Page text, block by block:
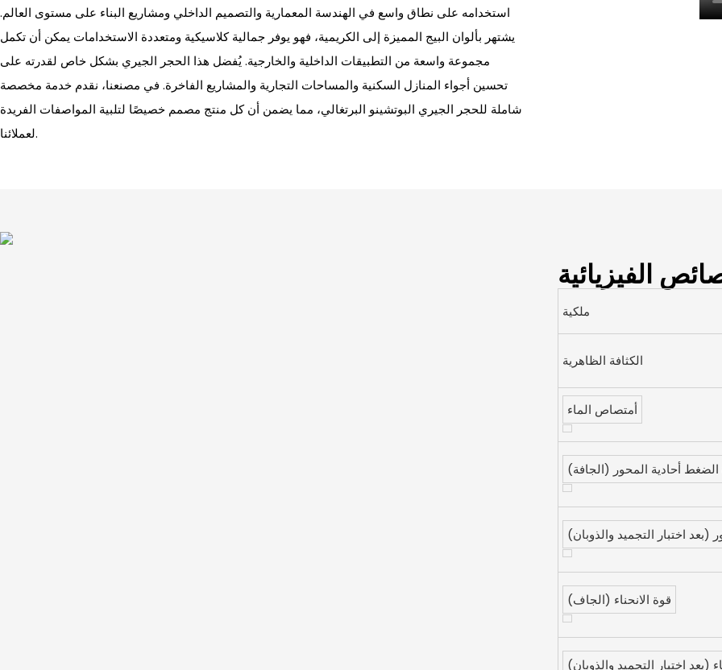
استخدامه على نطاق واسع في الهندسة المعمارية والتصميم الداخلي ومشاريع البناء على مستوى العالم.
يشتهر بألوان البيج المميزة إلى الكريمية، فهو يوفر جمالية كلاسيكية ومتعددة الاستخدامات يمكن أن تكمل
مجموعة واسعة من التطبيقات الداخلية والخارجية. يُفضل هذا الحجر الجيري بشكل خاص لقدرته على
تحسين أجواء المنازل السكنية والمساحات التجارية والمشاريع الفاخرة. في مصنعنا، نقدم خدمة مخصصة
شاملة للحجر الجيري البوتشينو البرتغالي، مما يضمن أن كل منتج مصمم خصيصًا لتلبية المواصفات الفريدة
لعملائنا.
الفيزيائية
ملكية
الكثافة الظاهرية
أمتصاص الماء
أحادية المحور (الجافة)
اختبار التجميد والذوبان)
قوة الانحناء (الجاف)
(بعد اختبار التجميد والذوبان)